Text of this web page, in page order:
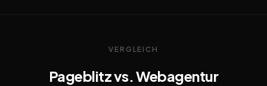
VERGLEICH
Pageblitz vs. Webagentur